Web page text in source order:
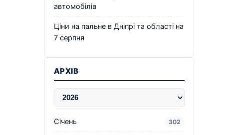
автомобілів
Ціни на пальне в Дніпрі та області на
7 серпня
АРХІВ
Січень 302